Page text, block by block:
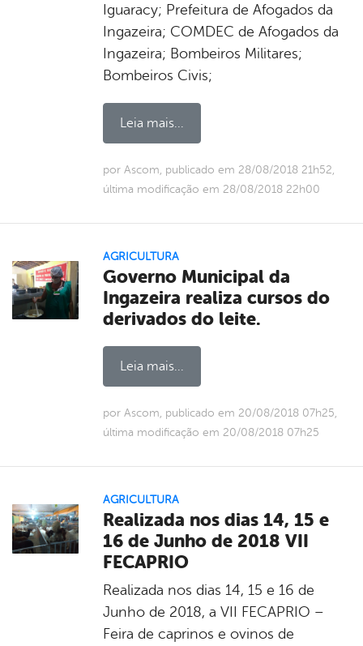
Iguaracy; Prefeitura de Afogados da
Ingazeira; COMDEC de Afogados da
Ingazeira; Bombeiros Militares;
Bombeiros Civis;
Leia mais...
por Ascom, publicado em 28/08/2018 21h52,
última modificação em 28/08/2018 22h00
AGRICULTURA
Governo Municipal da
Ingazeira realiza cursos do
derivados do leite.
Leia mais...
por Ascom, publicado em 20/08/2018 07h25,
última modificação em 20/08/2018 07h25
AGRICULTURA
Realizada nos dias 14, 15 e
16 de Junho de 2018 VII
FECAPRIO
Realizada nos dias 14, 15 e 16 de
Junho de 2018, a VII FECAPRIO –
Feira de caprinos e ovinos de